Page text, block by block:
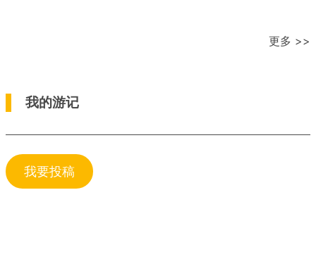
更多 >>
我的游记
我要投稿